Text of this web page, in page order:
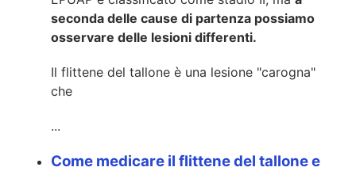
seconda delle cause di partenza possiamo
osservare delle lesioni differenti.
Il flittene del tallone è una lesione "carogna"
che
...
Come medicare il flittene del tallone e